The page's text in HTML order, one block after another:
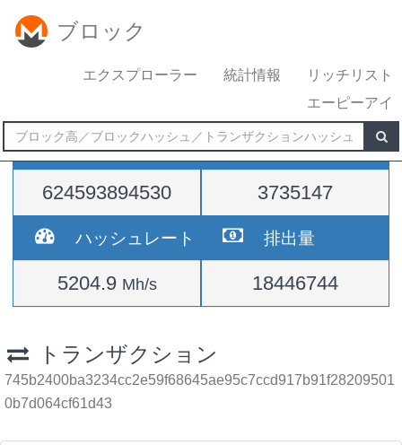
ブロック
エクスプローラー 統計情報
リッチリスト
エーピーアイ
難易度
624593894530
高さ
3735147
ハッシュレート
5204.9 Mh/s
排出量
18446744
トランザクション
745b2400ba3234cc2e59f68645ae95c7ccd917b91f28209501
0b7d064cf61d43